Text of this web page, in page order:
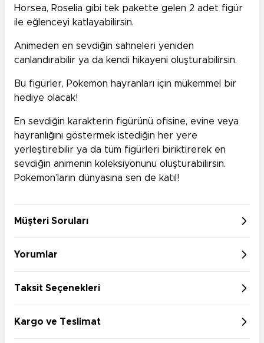
Horsea, Roselia gibi tek pakette gelen 2 adet figür
ile eğlenceyi katlayabilirsin.
Animeden en sevdiğin sahneleri yeniden
canlandırabilir ya da kendi hikayeni oluşturabilirsin.
Bu figürler, Pokemon hayranları için mükemmel bir
hediye olacak!
En sevdiğin karakterin figürünü ofisine, evine veya
hayranlığını göstermek istediğin her yere
yerleştirebilir ya da tüm figürleri biriktirerek en
sevdiğin animenin koleksiyonunu oluşturabilirsin.
Pokemon’ların dünyasına sen de katıl!
Müşteri Soruları
Yorumlar
Taksit Seçenekleri
Kargo ve Teslimat